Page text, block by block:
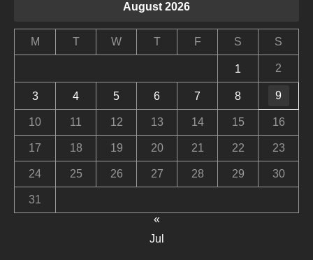
August 2026
M T W T F S S
1 2
3 4 5 6 7 8 9
10 11 12 13 14 15 16
17 18 19 20 21 22 23
24 25 26 27 28 29 30
31
«
Jul